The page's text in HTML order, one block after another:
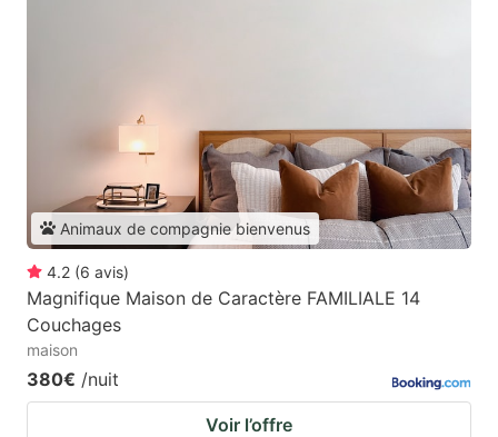
Animaux de compagnie bienvenus
4.2 (6 avis)
Magnifique Maison de Caractère FAMILIALE 14
Couchages
maison
380€ /nuit
Voir l’offre